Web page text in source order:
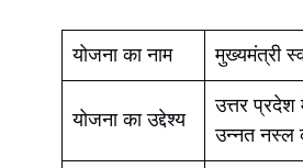
योजना का नाम मुख्यमंत्री
योजना का उद्देश्य
उत्तर प्रदेश
उन्नत नस्ल